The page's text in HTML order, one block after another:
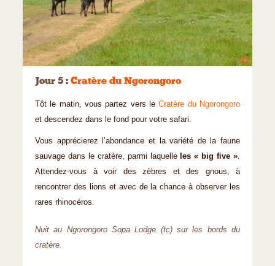
©
Jour 5 : Cratère du Ngorongoro
Tôt le matin, vous partez vers leCratère du Ngorongoro
et descendez dans le fond pour votre safari.
Vous apprécierez l’abondance et la variété de la faune
sauvage dans le cratère, parmi laquelle les « big five ».
Attendez-vous à voir des zèbres et des gnous, à
rencontrer des lions et avec de la chance à observer les
rares rhinocéros.
Nuit au Ngorongoro Sopa Lodge (tc) sur les bords du
cratère.